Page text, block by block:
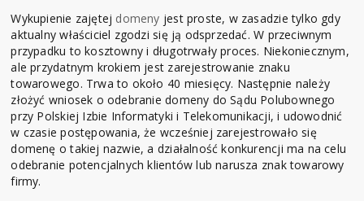
Wykupienie zajętej domeny jest proste, w zasadzie tylko gdy
aktualny właściciel zgodzi się ją odsprzedać. W przeciwnym
przypadku to kosztowny i długotrwały proces. Niekoniecznym,
ale przydatnym krokiem jest zarejestrowanie znaku
towarowego. Trwa to około 40 miesięcy. Następnie należy
złożyć wniosek o odebranie domeny do Sądu Polubownego
przy Polskiej Izbie Informatyki i Telekomunikacji, i udowodnić
w czasie postępowania, że wcześniej zarejestrowało się
domenę o takiej nazwie, a działalność konkurencji ma na celu
odebranie potencjalnych klientów lub narusza znak towarowy
firmy.